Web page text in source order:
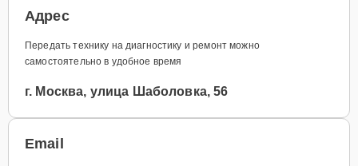
Адрес
Передать технику на диагностику и ремонт можно
самостоятельно в удобное время
г. Москва, улица Шаболовка, 56
Email